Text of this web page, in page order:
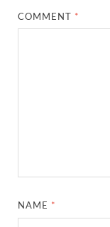
COMMENT *
NAME *